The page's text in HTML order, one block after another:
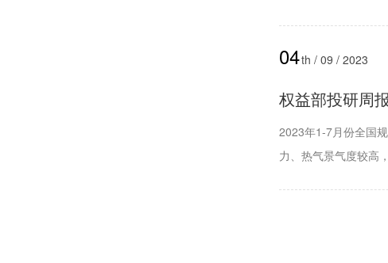
04th / 09 / 2023
权益部投研周
2023年1-7月份全国
力、热气景气度较高